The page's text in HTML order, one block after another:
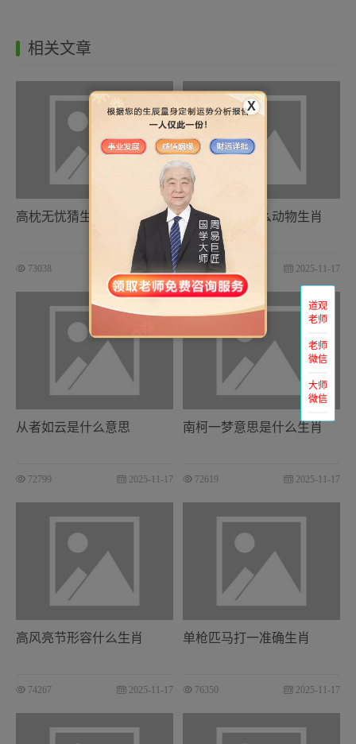
相关文章
高枕无忧猜生肖
73038 2025-11-17
洋洋自得指什么动物生肖
72926 2025-11-17
从者如云是什么意思
72799 2025-11-17
南柯一梦意思是什么生肖
72619 2025-11-17
高风亮节形容什么生肖
74267 2025-11-17
单枪匹马打一准确生肖
76350 2025-11-17
道观
老师
老师
微信
大师
微信
X